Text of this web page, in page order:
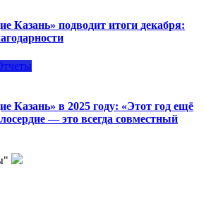
Казань» подводит итоги декабря:
Казань» в 2025 году: «Этот год ещё
— это всегда совместный